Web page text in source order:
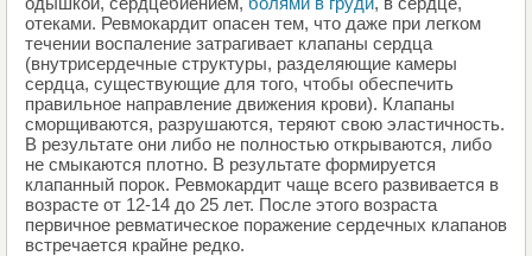
отеками. Ревмокардит опасен тем, что даже при легком
течении воспаление затрагивает клапаны сердца
(внутрисердечные структуры, разделяющие камеры
сердца, существующие для того, чтобы обеспечить
правильное направление движения крови). Клапаны
сморщиваются, разрушаются, теряют свою эластичность.
В результате они либо не полностью открываются, либо
не смыкаются плотно. В результате формируется
клапанный порок. Ревмокардит чаще всего развивается в
возрасте от 12-14 до 25 лет. После этого возраста
первичное ревматическое поражение сердечных клапанов
встречается крайне редко.